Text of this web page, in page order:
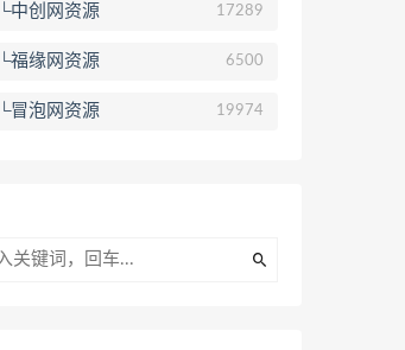
└中创网资源 17289
└福缘网资源 6500
└冒泡网资源 19974